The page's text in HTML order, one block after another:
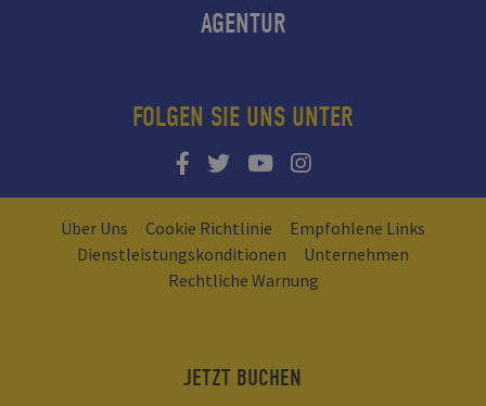
AGENTUR
FOLGEN SIE UNS UNTER
Über Uns Cookie Richtlinie
Empfohlene Links
Dienstleistungskonditionen
Unternehmen
Rechtliche Warnung
JETZT BUCHEN